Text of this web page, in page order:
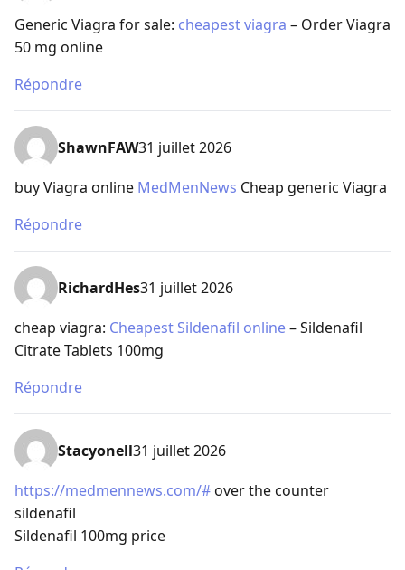
Generic Viagra for sale: cheapest viagra – Order Viagra
50 mg online
Répondre
ShawnFAW31 juillet 2026
buy Viagra online MedMenNews Cheap generic Viagra
Répondre
RichardHes31 juillet 2026
cheap viagra: Cheapest Sildenafil online– Sildenafil
Citrate Tablets 100mg
Répondre
Stacyonell31 juillet 2026
https://medmennews.com/#over the counter
sildenafil
Sildenafil 100mg price